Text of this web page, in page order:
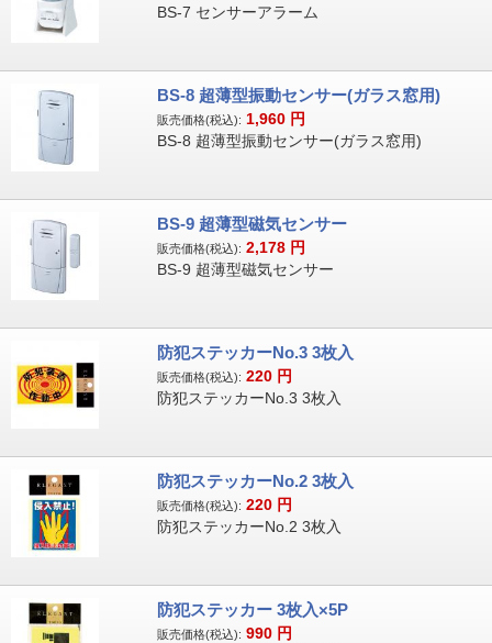
BS-7 センサーアラーム
BS-8 超薄型振動センサー(ガラス窓用)
販売価格(税込): 1,960 円
BS-8 超薄型振動センサー(ガラス窓用)
BS-9 超薄型磁気センサー
販売価格(税込): 2,178 円
BS-9 超薄型磁気センサー
防犯ステッカーNo.3 3枚入
販売価格(税込): 220 円
防犯ステッカーNo.3 3枚入
防犯ステッカーNo.2 3枚入
販売価格(税込): 220 円
防犯ステッカーNo.2 3枚入
防犯ステッカー 3枚入×5P
販売価格(税込): 990 円